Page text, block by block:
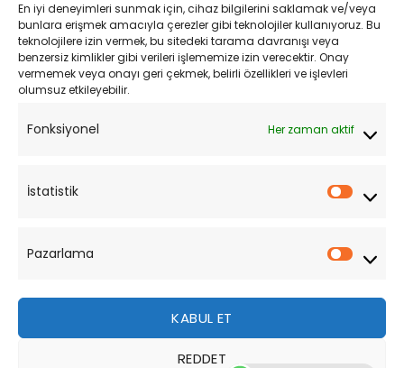
En iyi deneyimleri sunmak için, cihaz bilgilerini saklamak ve/veya
bunlara erişmek amacıyla çerezler gibi teknolojiler kullanıyoruz. Bu
teknolojilere izin vermek, bu sitedeki tarama davranışı veya
benzersiz kimlikler gibi verileri işlememize izin verecektir. Onay
vermemek veya onayı geri çekmek, belirli özellikleri ve işlevleri
olumsuz etkileyebilir.
Fonksiyonel Her zaman aktif
İstatistik
Pazarlama
KABUL ET
REDDET
Kişisel Verilerin Korunması
Mesafeli Satış Sözleşmesi
Sipariş Takibi
Bu site, size daha iyi bir tarama deneyimi sunmak için